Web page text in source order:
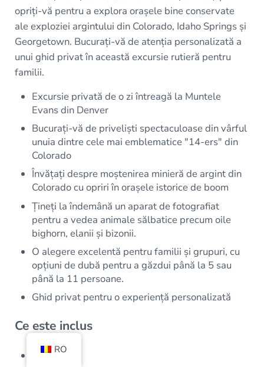
opriți-vă pentru a explora orașele bine conservate
ale exploziei argintului din Colorado, Idaho Springs și
Georgetown. Bucurați-vă de atenția personalizată a
unui ghid privat în această excursie rutieră pentru
familii.
Excursie privată de o zi întreagă la Muntele
Evans din Denver
Bucurați-vă de priveliști spectaculoase din vârful
unuia dintre cele mai emblematice "14-ers" din
Colorado
Învățați despre moștenirea minieră de argint din
Colorado cu opriri în orașele istorice de boom
Țineți la îndemână un aparat de fotografiat
pentru a vedea animale sălbatice precum oile
bighorn, elanii și bizonii.
O alegere excelentă pentru familii și grupuri, cu
opțiuni de dubă pentru a găzdui până la 5 sau
până la 11 persoane.
Ghid privat pentru o experiență personalizată
Ce este inclus
Șofer/ghid
RO